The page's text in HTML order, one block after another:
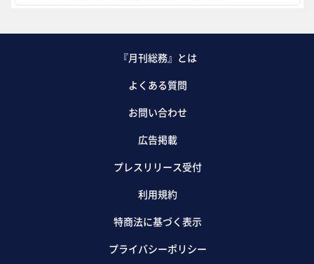
『月刊総務』とは
よくある質問
お問い合わせ
広告掲載
プレスリリース受付
利用規約
特商法に基づく表示
プライバシーポリシー